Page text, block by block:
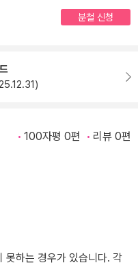
분철 신청
100자평 0편 리뷰 0편
못하는 경우가 있습니다. 각